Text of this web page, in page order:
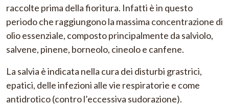
raccolte prima della fioritura. Infatti è in questo
periodo che raggiungono la massima concentrazione di
olio essenziale, composto principalmente da salviolo,
salvene, pinene, borneolo, cineolo e canfene.
La salvia è indicata nella cura dei disturbi grastrici,
epatici, delle infezioni alle vie respiratorie e come
antidrotico (contro l’eccessiva sudorazione).